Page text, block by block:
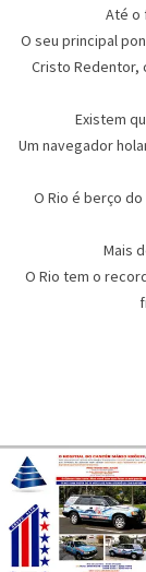
Até o
O seu principal
Cristo Redentor,
Existem
Um navegador
O Rio é berço
Mais
O Rio tem o